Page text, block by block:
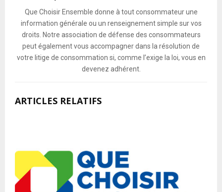
Que Choisir Ensemble donne à tout consommateur une
information générale ou un renseignement simple sur vos
droits. Notre association de défense des consommateurs
peut également vous accompagner dans la résolution de
votre litige de consommation si, comme l’exige la loi, vous en
devenez adhérent.
ARTICLES RELATIFS